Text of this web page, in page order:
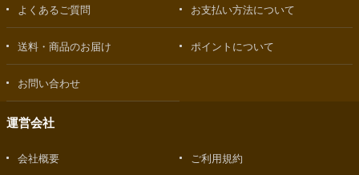
よくあるご質問 お支払い方法について
送料・商品のお届け ポイントについて
お問い合わせ
運営会社
会社概要 ご利用規約